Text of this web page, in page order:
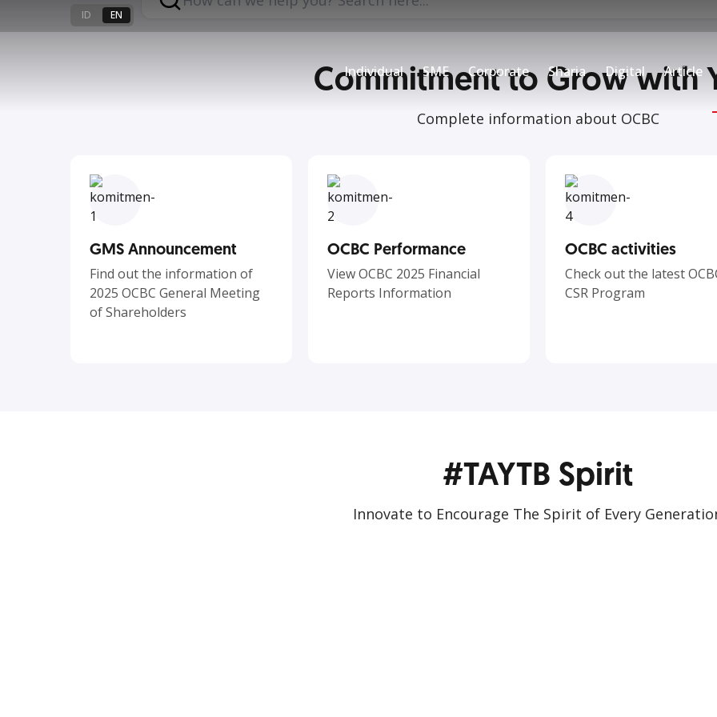
ID EN
Individual SME Corporate Sharia Digital Article
Generation
Together step in continuosly to establish relationship with
Commitment to Grow with
Complete information about OCBC
GMS Announcement
Find out the information of
2025 OCBC General Meeting
of Shareholders
OCBC Performance
View OCBC 2025 Financial
Reports Information
OCBC activities
Check out the latest
CSR Program
#TAYTB Spirit
Innovate to Encourage The Spirit of Every